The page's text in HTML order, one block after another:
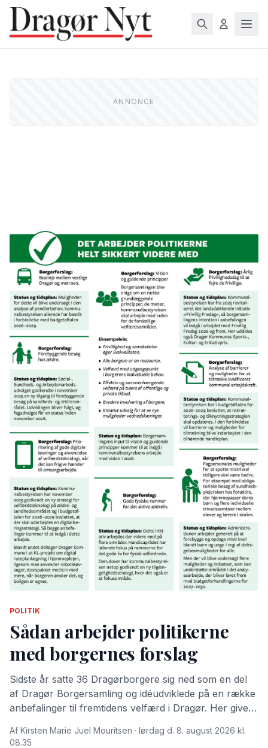
POLITIK
Sådan arbejder politikerne
med borgernes forslag
Sidste år satte 36 Dragørborgere sig ned som en del
af Dragør Borgersamling og idéudviklede på en række
anbefalinger til fremtidens velfærd i Dragør. Her giver
kommunalpolitikerne i år har valgt at arbejde videre
Af Kirsten Marie Juel Mouritsen · lørdag d. 8. august 2026 kl.
08.35